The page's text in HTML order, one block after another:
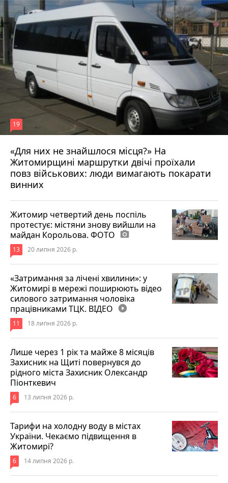
«Для них не знайшлося місця?» На
Житомирщині маршрутки двічі проїхали
повз військових: люди вимагають покарати
винних
19
17 липня 2026 р.
Житомир четвертий день поспіль
протестує: містяни знову вийшли на
майдан Корольова. ФОТО photo_camera
13 20 липня 2026 р.
«Затримання за лічені хвилини»: у
Житомирі в мережі поширюють відео
силового затримання чоловіка
працівниками ТЦК. ВІДЕО play_circle_filled
11 18 липня 2026 р.
Лише через 1 рік та майже 8 місяців
Захисник на Щиті повернувся до
рідного міста Захисник Олександр
Піонткевич
6 13 липня 2026 р.
Тарифи на холодну воду в містах
України. Чекаємо підвищення в
Житомирі?
6 14 липня 2026 р.